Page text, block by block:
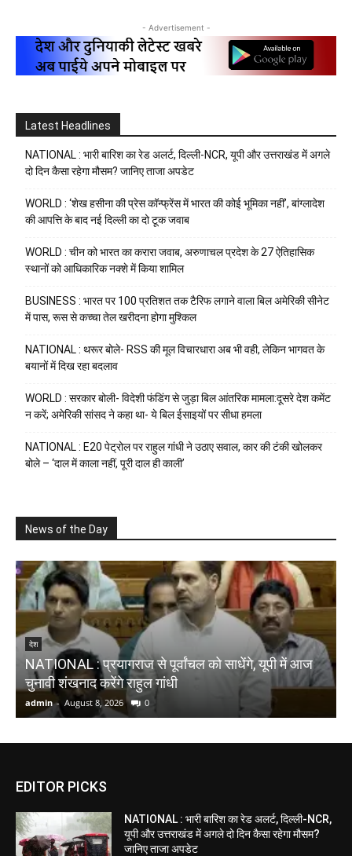
- Advertisement -
Latest Headlines
NATIONAL : भारी बारिश का रेड अलर्ट, दिल्ली-NCR, यूपी और उत्तराखंड में अगले
दो दिन कैसा रहेगा मौसम? जानिए ताजा अपडेट
WORLD : ‘शेख हसीना की प्रेस कॉन्फ्रेंस में भारत की कोई भूमिका नहीं’, बांग्लादेश
की आपत्ति के बाद नई दिल्ली का दो टूक जवाब
WORLD : चीन को भारत का करारा जवाब, अरुणाचल प्रदेश के 27 ऐतिहासिक
स्थानों को आधिकारिक नक्शे में किया शामिल
BUSINESS : भारत पर 100 प्रतिशत तक टैरिफ लगाने वाला बिल अमेरिकी सीनेट
में पास, रूस से कच्चा तेल खरीदना होगा मुश्किल
NATIONAL : थरूर बोले- RSS की मूल विचारधारा अब भी वही, लेकिन भागवत के
बयानों में दिख रहा बदलाव
WORLD : सरकार बोली- विदेशी फंडिंग से जुड़ा बिल आंतरिक मामला:दूसरे देश कमेंट
न करें; अमेरिकी सांसद ने कहा था- ये बिल ईसाइयों पर सीधा हमला
NATIONAL : E20 पेट्रोल पर राहुल गांधी ने उठाए सवाल, कार की टंकी खोलकर
बोले – ‘दाल में काला नहीं, पूरी दाल ही काली’
News of the Day
देश
NATIONAL : प्रयागराज से पूर्वांचल को साधेंगे, यूपी में आज
चुनावी शंखनाद करेंगे राहुल गांधी
admin - August 8, 2026 0
EDITOR PICKS
NATIONAL : भारी बारिश का रेड अलर्ट, दिल्ली-NCR,
यूपी और उत्तराखंड में अगले दो दिन कैसा रहेगा मौसम?
जानिए ताजा अपडेट